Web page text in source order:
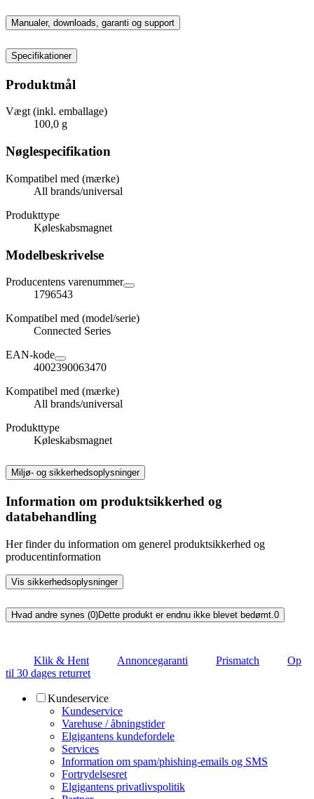
Manualer, downloads, garanti og support
Specifikationer
Produktmål
Vægt (inkl. emballage)
100,0 g
Nøglespecifikation
Kompatibel med (mærke)
All brands/universal
Produkttype
Køleskabsmagnet
Modelbeskrivelse
Producentens varenummer
1796543
Kompatibel med (model/serie)
Connected Series
EAN-kode
4002390063470
Kompatibel med (mærke)
All brands/universal
Produkttype
Køleskabsmagnet
Miljø- og sikkerhedsoplysninger
Information om produktsikkerhed og
databehandling
Her finder du information om generel produktsikkerhed og
producentinformation
Vis sikkerhedsoplysninger
Hvad andre synes (0)Dette produkt er endnu ikke blevet bedømt. 0
Klik & Hent Annoncegaranti Prismatch
Op
til 30 dages returret
Kundeservice
Kundeservice
Varehuse / åbningstider
Elgigantens kundefordele
Services
Information om spam/phishing-emails og SMS
Fortrydelsesret
Elgigantens privatlivspolitik